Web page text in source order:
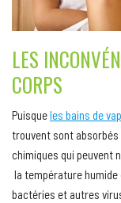
LES
CORPS
Puisqueles bains de
trouvent sont absorbés
chimiques qui peuvent
la température humide
bactéries et autres